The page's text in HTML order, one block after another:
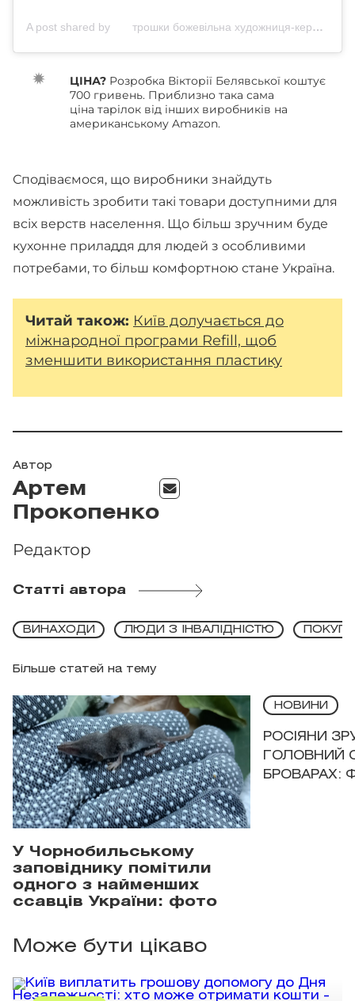
A post shared by ⠀ ⠀трошки божевільна художниця-керамістка🐙 (@belyavska_viktoriya)
ЦІНА? Розробка Вікторії Белявської коштує
700 гривень. Приблизно така сама
ціна тарілок від інших виробників на
американському Amazon.
Сподіваємося, що виробники знайдуть
можливість зробити такі товари доступними для
всіх верств населення. Що більш зручним буде
кухонне приладдя для людей з особливими
потребами, то більш комфортною стане Україна.
Читай також: Київ долучається до
міжнародної програми Refill, щоб
зменшити використання пластику
Автор
Артем
Прокопенко
Редактор
Статті автора
Більше статей на тему
ВИНАХОДИ ЛЮДИ З ІНВАЛІДНІСТЮ
У Чорнобильському
заповіднику помітили
одного з найменших
ссавців України: фото
НОВИНИ
РОСІЯНИ
ГОЛОВНИЙ
БРОВАРАХ:
Може бути цікаво